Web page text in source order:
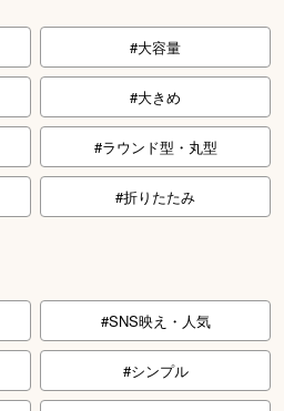
大容量
大きめ
ラウンド型・丸型
折りたたみ
SNS映え・人気
シンプル